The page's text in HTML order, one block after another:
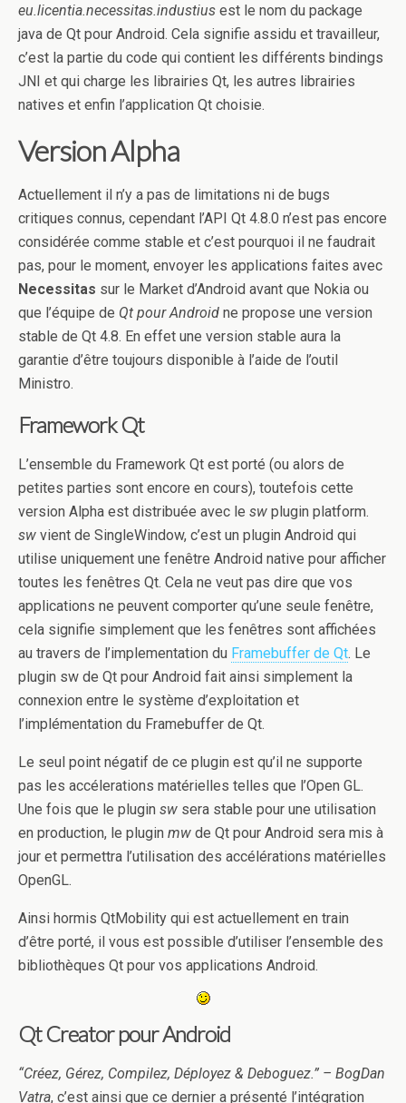
eu.licentia.necessitas.industius est le nom du package
java de Qt pour Android. Cela signifie assidu et travailleur,
c’est la partie du code qui contient les différents bindings
JNI et qui charge les librairies Qt, les autres librairies
natives et enfin l’application Qt choisie.
Version Alpha
Actuellement il n’y a pas de limitations ni de bugs
critiques connus, cependant l’API Qt 4.8.0 n’est pas encore
considérée comme stable et c’est pourquoi il ne faudrait
pas, pour le moment, envoyer les applications faites avec
Necessitas sur le Market d’Android avant que Nokia ou
que l’équipe de Qt pour Android ne propose une version
stable de Qt 4.8. En effet une version stable aura la
garantie d’être toujours disponible à l’aide de l’outil
Ministro.
Framework Qt
L’ensemble du Framework Qt est porté (ou alors de
petites parties sont encore en cours), toutefois cette
version Alpha est distribuée avec le sw plugin platform.
sw vient de SingleWindow, c’est un plugin Android qui
utilise uniquement une fenêtre Android native pour afficher
toutes les fenêtres Qt. Cela ne veut pas dire que vos
applications ne peuvent comporter qu’une seule fenêtre,
cela signifie simplement que les fenêtres sont affichées
au travers de l’implementation du Framebuffer de Qt. Le
plugin sw de Qt pour Android fait ainsi simplement la
connexion entre le système d’exploitation et
l’implémentation du Framebuffer de Qt.
Le seul point négatif de ce plugin est qu’il ne supporte
pas les accélerations matérielles telles que l’Open GL.
Une fois que le plugin sw sera stable pour une utilisation
en production, le plugin mw de Qt pour Android sera mis à
jour et permettra l’utilisation des accélérations matérielles
OpenGL.
Ainsi hormis QtMobility qui est actuellement en train
d’être porté, il vous est possible d’utiliser l’ensemble des
bibliothèques Qt pour vos applications Android.
Qt Creator pour Android
“Créez, Gérez, Compilez, Déployez & Deboguez.” – BogDan
Vatra, c’est ainsi que ce dernier a présenté l’intégration